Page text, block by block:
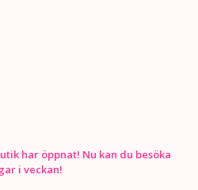
har öppnat! Nu kan du besöka
i veckan!